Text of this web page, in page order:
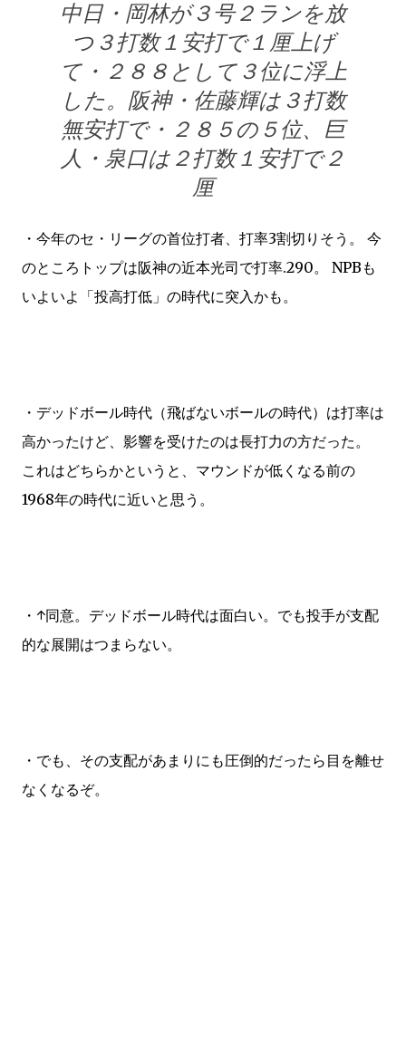
中日・岡林が３号２ランを放
つ３打数１安打で１厘上げ
て・２８８として３位に浮上
した。阪神・佐藤輝は３打数
無安打で・２８５の５位、巨
人・泉口は２打数１安打で２
厘
・今年のセ・リーグの首位打者、打率3割切りそう。 今
のところトップは阪神の近本光司で打率.290。 NPBも
いよいよ「投高打低」の時代に突入かも。
・デッドボール時代（飛ばないボールの時代）は打率は
高かったけど、影響を受けたのは長打力の方だった。
これはどちらかというと、マウンドが低くなる前の
1968年の時代に近いと思う。
・↑同意。デッドボール時代は面白い。でも投手が支配
的な展開はつまらない。
・でも、その支配があまりにも圧倒的だったら目を離せ
なくなるぞ。